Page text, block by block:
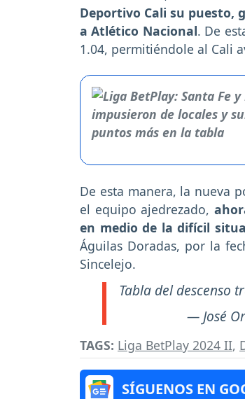
Deportivo Cali su puesto,
a Atlético Nacional. De
1.04, permitiéndole al Cali
De esta manera, la nueva
el equipo ajedrezado,
en medio de la difícil
Águilas Doradas, por la
Sincelejo.
Tabla del descenso
— José
TAGS: Liga BetPlay 2024 II,
SÍGUENOS EN